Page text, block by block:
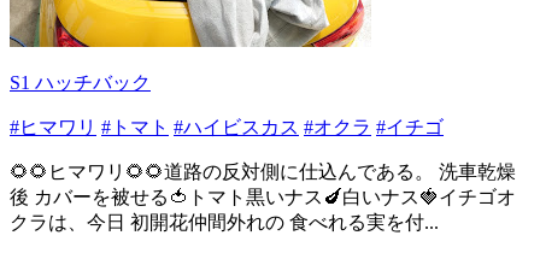
S1 ハッチバック
#ヒマワリ #トマト #ハイビスカス #オクラ #イチゴ
🌻🌻ヒマワリ🌻🌻道路の反対側に仕込んである。 洗車乾燥
後 カバーを被せる🍅トマト黒いナス🍆白いナス🍓イチゴオ
クラは、今日 初開花仲間外れの 食べれる実を付...